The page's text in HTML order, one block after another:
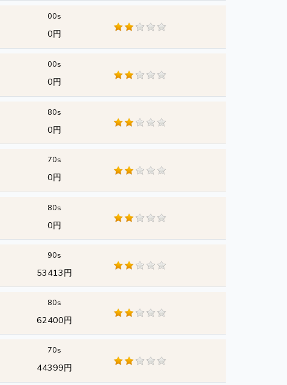
00s
0円
00s
0円
80s
0円
70s
0円
80s
0円
90s
53413円
80s
62400円
70s
44399円